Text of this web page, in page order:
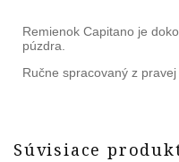
Remienok Capitano je
púzdra.
Ručne spracovaný z pravej
Súvisiace